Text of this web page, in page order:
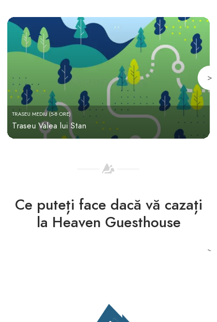
TRASEU MEDIU (5-8 ORE)
Traseu Valea lui Stan
>
Ce puteți face dacă vă cazați
la Heaven Guesthouse
>